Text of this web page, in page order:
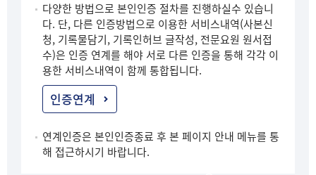
다양한 방법으로 본인인증 절차를 진행하실수 있습니
다. 단, 다른 인증방법으로 이용한 서비스내역(사본신
청, 기록물담기, 기록인허브 글작성, 전문요원 원서접
수)은 인증 연계를 해야 서로 다른 인증을 통해 각각 이
용한 서비스내역이 함께 통합됩니다.
인증연계
연계인증은 본인인증종료 후 본 페이지 안내 메뉴를 통
해 접근하시기 바랍니다.